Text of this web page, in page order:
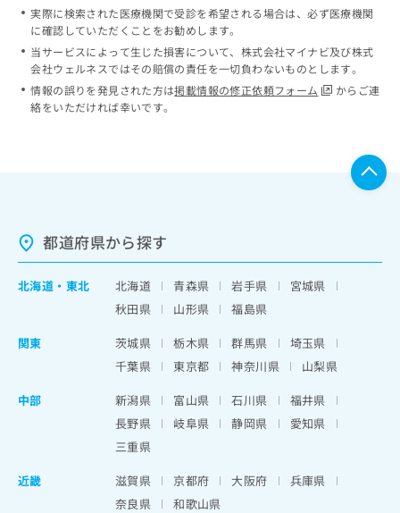
実際に検索された医療機関で受診を希望される場合は、必ず医療機関
に確認していただくことをお勧めします。
当サービスによって生じた損害について、株式会社マイナビ及び株式
会社ウェルネスではその賠償の責任を一切負わないものとします。
情報の誤りを発見された方は掲載情報の修正依頼フォーム
からご連
絡をいただければ幸いです。
都道府県から探す
北海道 ・ 東北 北海道 青森県 岩手県
宮城県
秋田県
山形県
福島県
関東
茨城県 栃木県 群馬県
埼玉県
千葉県
東京都 神奈川県
山梨県
中部
新潟県 富山県 石川県
福井県
長野県
岐阜県 静岡県
愛知県
三重県
近畿
滋賀県 京都府 大阪府
兵庫県
奈良県
和歌山県